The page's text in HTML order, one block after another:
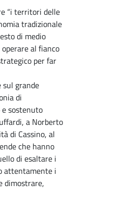
“i territori delle
tradizionale
di medio
al fianco
per far
sul grande
di
sostenuto
a Norberto
di Cassino, al
che hanno
di esaltare i
attentamente i
dimostrare,